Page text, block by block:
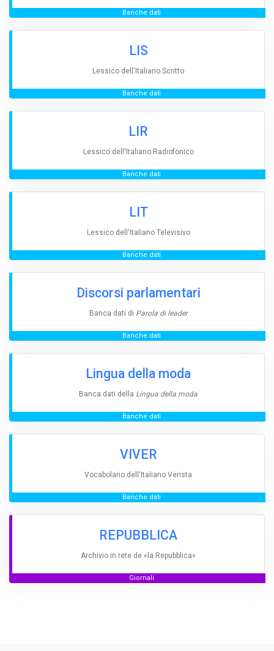
Banche dati
LIS
Lessico dell'Italiano Scritto
Banche dati
LIR
Lessico dell'Italiano Radiofonico
Banche dati
LIT
Lessico dell'Italiano Televisivo
Banche dati
Discorsi parlamentari
Banca dati di Parola di leader
Banche dati
Lingua della moda
Banca dati della Lingua della moda
Banche dati
VIVER
Vocabolario dell'Italiano Verista
Banche dati
REPUBBLICA
Archivio in rete de «la Repubblica»
Giornali